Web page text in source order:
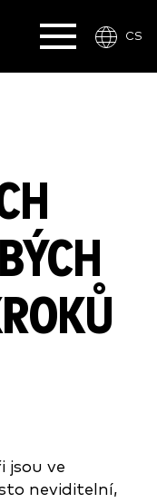
CS
jsou ve
neviditelní,